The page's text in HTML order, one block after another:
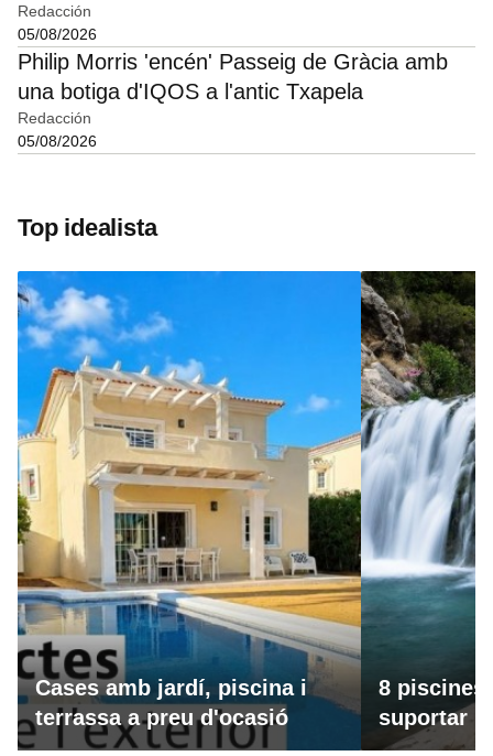
Redacción
05/08/2026
Philip Morris 'encén' Passeig de Gràcia amb
una botiga d'IQOS a l'antic Txapela
Redacción
05/08/2026
Top idealista
Cases amb jardí, piscina i
terrassa a preu d'ocasió
8 piscines
suportar